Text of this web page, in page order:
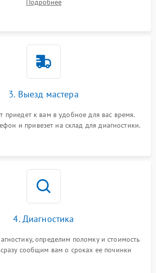
Подробнее
3. Выезд мастера
приедет к вам в удобное для вас время.
и привезет на склад для диагностики.
4. Диагностика
определим поломку и стоимость
сообщим вам о сроках ее починки